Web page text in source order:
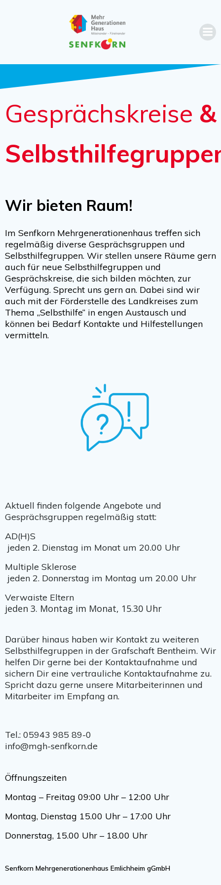
Gesprächskreise &
Wir bieten Raum!
Im Senfkorn Mehrgenerationenhaus treffen sich
regelmäßig diverse Gesprächsgruppen und
Selbsthilfegruppen. Wir stellen unsere Räume gern
auch für neue Selbsthilfegruppen und
Gesprächskreise, die sich bilden möchten, zur
Verfügung. Sprecht uns gern an. Dabei sind wir
auch mit der Förderstelle des Landkreises zum
Thema „Selbsthilfe“ in engen Austausch und
können bei Bedarf Kontakte und Hilfestellungen
vermitteln.
Aktuell finden folgende Angebote und
Gesprächsgruppen regelmäßig statt:
AD(H)S
jeden 2. Dienstag im Monat um 20.00 Uhr
Multiple Sklerose
jeden 2. Donnerstag im Montag um 20.00 Uhr
Verwaiste Eltern
jeden 3. Montag im Monat, 15.30 Uhr
Darüber hinaus haben wir Kontakt zu weiteren
Selbsthilfegruppen in der Grafschaft Bentheim. Wir
helfen Dir gerne bei der Kontaktaufnahme und
sichern Dir eine vertrauliche Kontaktaufnahme zu.
Spricht dazu gerne unsere Mitarbeiterinnen und
Mitarbeiter im Empfang an.
Tel.: 05943 985 89-0
info@mgh-senfkorn.de
Öffnungszeiten
Montag – Freitag 09:00 Uhr – 12:00 Uhr
Montag, Dienstag 15.00 Uhr – 17:00 Uhr
Donnerstag, 15.00 Uhr – 18.00 Uhr
Senfkorn Mehrgenerationenhaus Emlichheim gGmbH